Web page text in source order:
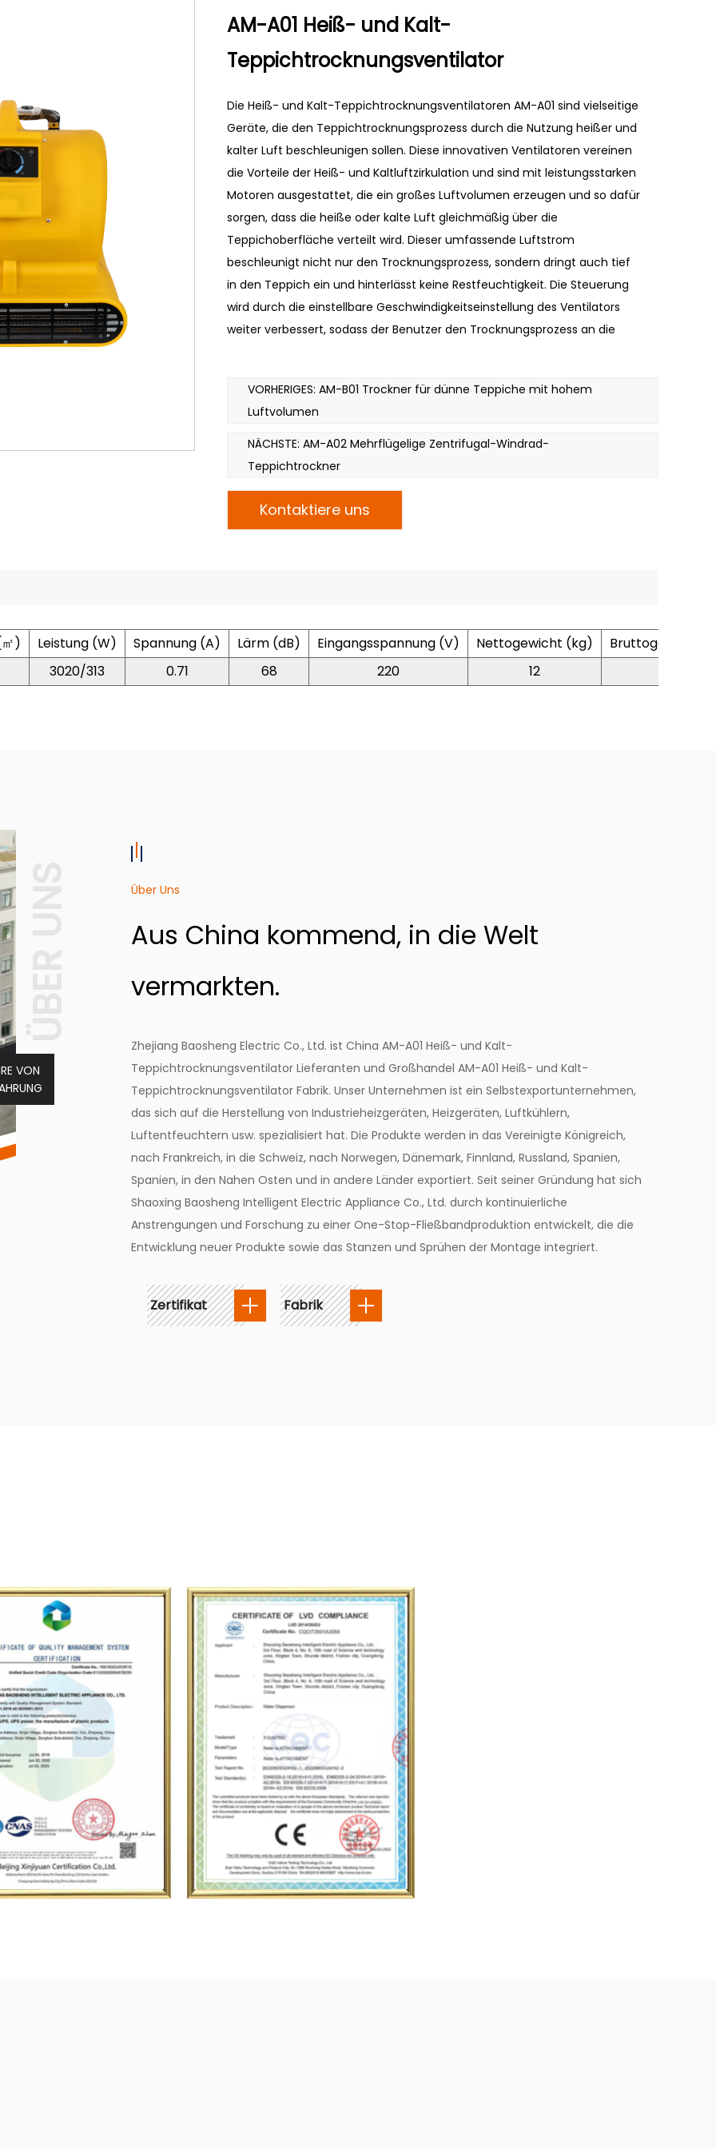
AM-A01 Heiß- und Kalt-
Teppichtrocknungsventilator
Die Heiß- und Kalt-Teppichtrocknungsventilatoren AM-A01 sind vielseitige
Geräte, die den Teppichtrocknungsprozess durch die Nutzung heißer und
kalter Luft beschleunigen sollen. Diese innovativen Ventilatoren vereinen
die Vorteile der Heiß- und Kaltluftzirkulation und sind mit leistungsstarken
Motoren ausgestattet, die ein großes Luftvolumen erzeugen und so dafür
sorgen, dass die heiße oder kalte Luft gleichmäßig über die
Teppichoberfläche verteilt wird. Dieser umfassende Luftstrom
beschleunigt nicht nur den Trocknungsprozess, sondern dringt auch tief
in den Teppich ein und hinterlässt keine Restfeuchtigkeit. Die Steuerung
wird durch die einstellbare Geschwindigkeitseinstellung des Ventilators
weiter verbessert, sodass der Benutzer den Trocknungsprozess an die
Heiß- und Kaltlufttrockner, Motor aus reinem Kupferdraht für langes
Blasen ohne Verbrennungen, mehrflügeliges Zentrifugalwindrad für
effiziente Entfeuchtung, drei Windeinstellungen für konzentrierten Wind
zur effizienteren Entfernung von Wasser und Feuchtigkeit, Geräuschpegel
überlagert werden.
VORHERIGES: AM-B01 Trockner für dünne Teppiche mit hohem
Luftvolumen
NÄCHSTE: AM-A02 Mehrflügelige Zentrifugal-Windrad-
Teppichtrockner
Kontaktiere uns
) Leistung (W) Spannung (A) Lärm (dB) Eingangsspannung (V) Nettogewicht (kg)
Bruttogewichte
3020/313
0.71 68 220 12
VON
Über Uns
Aus China kommend, in die Welt
vermarkten.
Zhejiang Baosheng Electric Co., Ltd. ist China AM-A01 Heiß- und Kalt-
Teppichtrocknungsventilator Lieferanten und Großhandel AM-A01 Heiß- und Kalt-
Teppichtrocknungsventilator Fabrik. Unser Unternehmen ist ein Selbstexportunternehmen,
das sich auf die Herstellung von Industrieheizgeräten, Heizgeräten, Luftkühlern,
Luftentfeuchtern usw. spezialisiert hat. Die Produkte werden in das Vereinigte Königreich,
nach Frankreich, in die Schweiz, nach Norwegen, Dänemark, Finnland, Russland, Spanien,
Spanien, in den Nahen Osten und in andere Länder exportiert. Seit seiner Gründung hat sich
Shaoxing Baosheng Intelligent Electric Appliance Co., Ltd. durch kontinuierliche
Anstrengungen und Forschung zu einer One-Stop-Fließbandproduktion entwickelt, die die
Entwicklung neuer Produkte sowie das Stanzen und Sprühen der Montage integriert.
Zertifikat Fabrik